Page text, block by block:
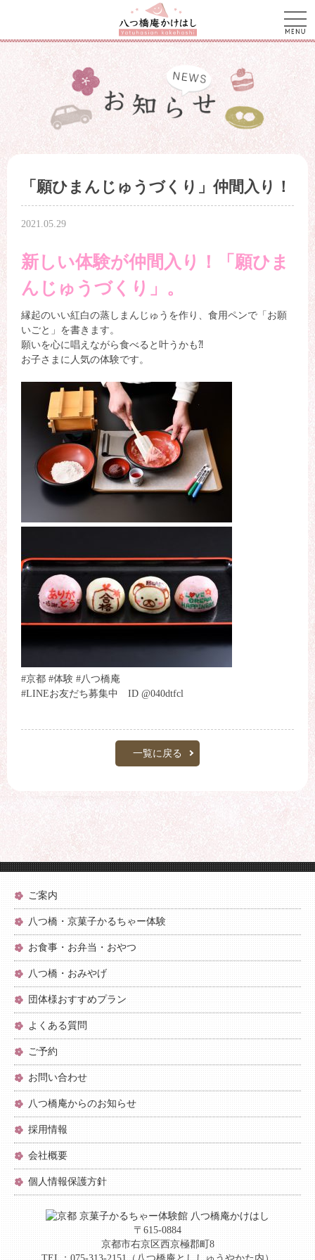
「願ひまんじゅうづくり」仲間入り！
2021.05.29
新しい体験が仲間入り！「願ひま
んじゅうづくり」。
縁起のいい紅白の蒸しまんじゅうを作り、食用ペンで「お願
いごと」を書きます。
願いを心に唱えながら食べると叶うかも⁈
お子さまに人気の体験です。
#京都 #体験 #八つ橋庵
#LINEお友だち募集中 ID @040dtfcl
一覧に戻る
ご案内
八つ橋・京菓子かるちゃー体験
お食事・お弁当・おやつ
八つ橋・おみやげ
団体様おすすめプラン
よくある質問
ご予約
お問い合わせ
八つ橋庵からのお知らせ
採用情報
会社概要
個人情報保護方針
〒615-0884
京都市右京区西京極郡町8